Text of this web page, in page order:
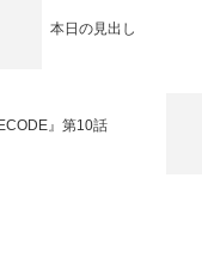
本日の見出し
』第10話